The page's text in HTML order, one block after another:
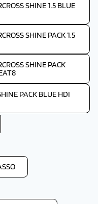
SHINE 1.5 BLUE
SHINE PACK 1.5
SHINE PACK
PACK BLUE HDI